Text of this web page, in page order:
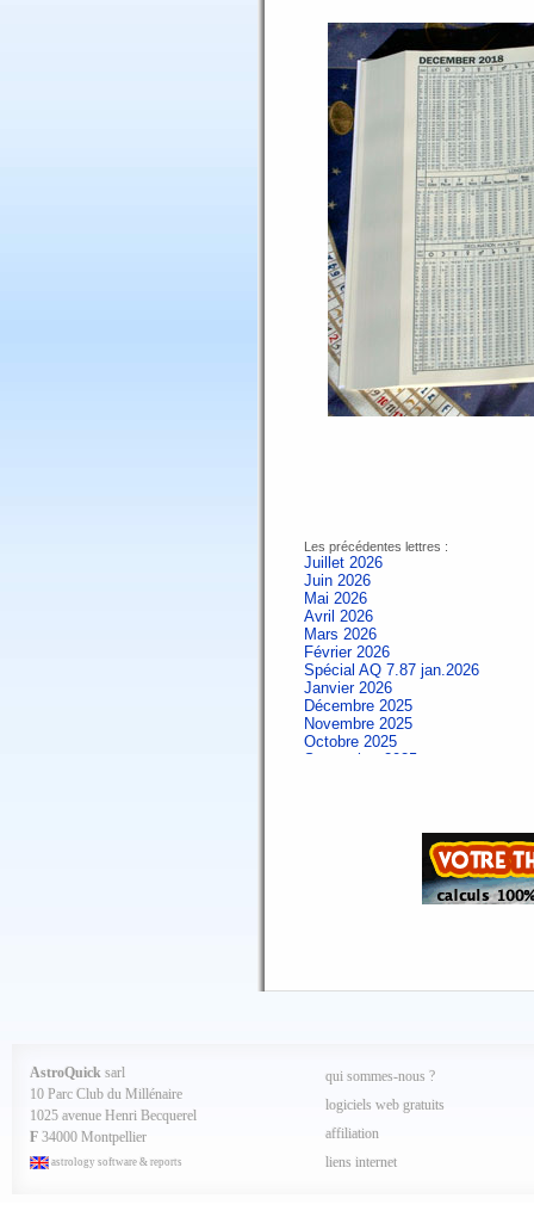
Les précédentes lettres :
Juillet 2026
Juin 2026
Mai 2026
Avril 2026
Mars 2026
Février 2026
Spécial AQ 7.87 jan.2026
Janvier 2026
Décembre 2025
Novembre 2025
Octobre 2025
Septembre 2025
Spécial AQ 7.84 jan.2025
Septembre 2024
Avril 2024
Mars 2024
Février 2024
Janvier 2024
Décembre 2023
Novembre 2023
AstroQuick sarl
10 Parc Club du Millénaire
1025 avenue Henri Becquerel
F 34000 Montpellier
astrology software & reports
qui sommes-nous ?
logiciels web gratuits
affiliation
liens internet